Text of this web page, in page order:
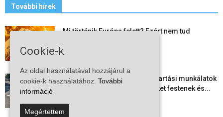
További hírek
Mi történik Európa felett? Ezért nem tud
2026-08-05
Folyamatosak a nyári karbantartási munkálatok
Kiskőrösön – útburkolati jeleket festenek és...
Cookie-k
Az oldal használatával hozzájárul a
cookie-k használatához. További
információ
Megértettem